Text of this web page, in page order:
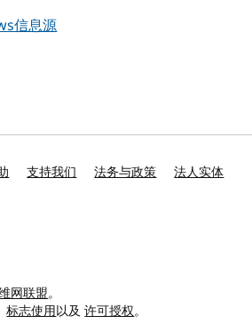
信息源
支持我们 法务与政策 法人实体
网联盟。
标志使用以及许可授权。